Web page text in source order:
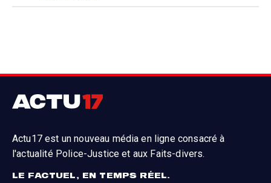
Actu17 est un nouveau média en ligne consacré à
l'actualité Police-Justice et aux Faits-divers.
LE FACTUEL, EN TEMPS RÉEL.